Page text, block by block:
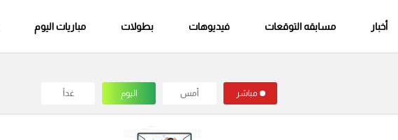
أخبار مسابقه التوقعات فيديوهات بطولات مباريات اليوم
مباشر أمس اليوم غداً